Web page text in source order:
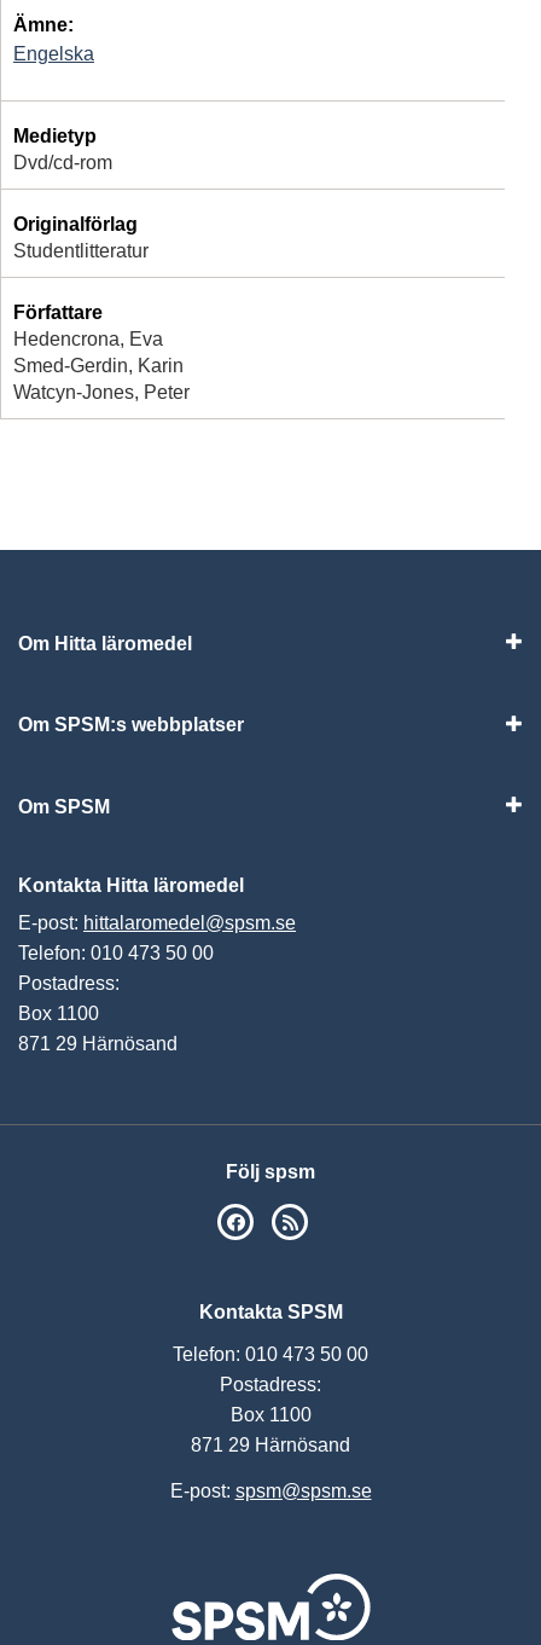
Ämne:
Engelska
Medietyp
Dvd/cd-rom
Originalförlag
Studentlitteratur
Författare
Hedencrona, Eva
Smed-Gerdin, Karin
Watcyn-Jones, Peter
Om Hitta läromedel
Om SPSM:s webbplatser
Om SPSM
Kontakta Hitta läromedel
E-post: hittalaromedel@spsm.se
Telefon: 010 473 50 00
Postadress:
Box 1100
871 29 Härnösand
Följ spsm
SPSM på Facebook
Kontakta SPSM
Telefon: 010 473 50 00
Postadress:
Box 1100
871 29 Härnösand
E-post: spsm@spsm.se